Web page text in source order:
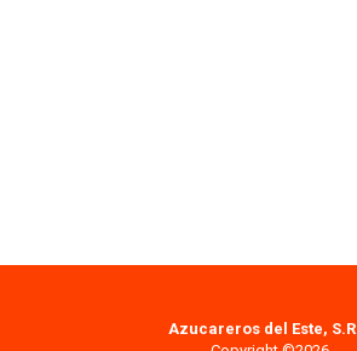
Azucareros del Este,